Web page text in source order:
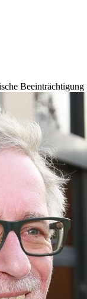
Beeinträchtigung